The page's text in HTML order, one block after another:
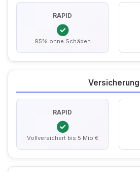
RAPID
95% ohne Schäden
Versicherung
RAPID
Vollversichert bis 5 Mio €